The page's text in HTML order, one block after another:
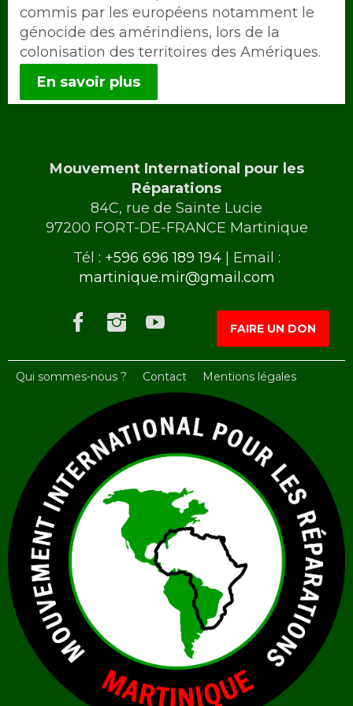
commis par les européens notamment le
génocide des amérindiens, lors de la
colonisation des territoires des Amériques.
En savoir plus
Mouvement International pour les
Réparations
84C, rue de Sainte Lucie
97200 FORT-DE-FRANCE Martinique
Tél : +596 696 189 194| Email :
martinique.mir@gmail.com
FAIRE UN DON
Qui sommes-nous ? Contact Mentions légales